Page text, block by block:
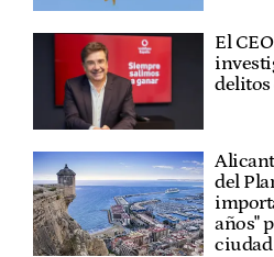
El
delitos
del
años"
ciudad